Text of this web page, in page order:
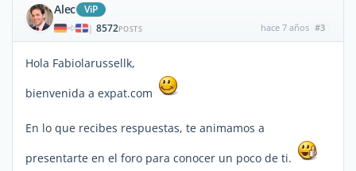
Alec ViP
| 8572POSTS hace 7 años #3
Hola Fabiolarussellk,
bienvenida a expat.com
En lo que recibes respuestas, te animamos a
presentarte en el foro para conocer un poco de ti.